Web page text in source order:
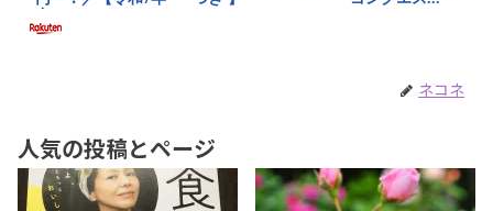
ネコネ
人気の投稿とページ